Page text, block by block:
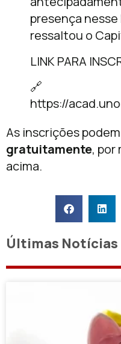
presença nesse
ressaltou o
LINK PARA
🔗
https://
As inscrições
gratuitamente, por
acima.
Últimas Notícias